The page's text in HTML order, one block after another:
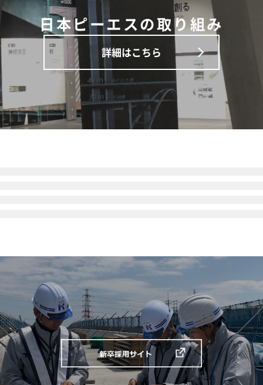
日本ピーエスの取り組み
詳細はこちら